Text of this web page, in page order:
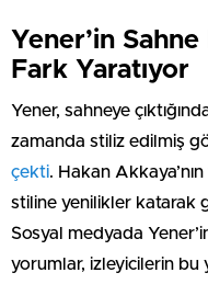
Yener’in
Fark Yaratıyor
Yener, sahneye
zamanda stiliz edilmiş
çekti. Hakan
stiline yenilikler katarak
Sosyal medyada
yorumlar, izleyicilerin bu